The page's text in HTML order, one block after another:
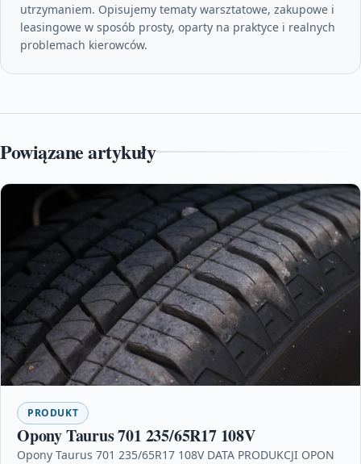
utrzymaniem. Opisujemy tematy warsztatowe, zakupowe i
leasingowe w sposób prosty, oparty na praktyce i realnych
problemach kierowców.
Powiązane artykuły
PRODUKT
Opony Taurus 701 235/65R17 108V
Opony Taurus 701 235/65R17 108V DATA PRODUKCJI OPON